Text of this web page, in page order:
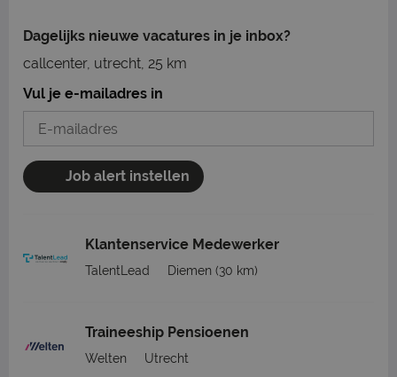
Dagelijks nieuwe vacatures in je inbox?
callcenter, utrecht, 25 km
Vul je e-mailadres in
Job alert instellen
Klantenservice Medewerker
TalentLead Diemen (30 km)
Traineeship Pensioenen
Welten Utrecht